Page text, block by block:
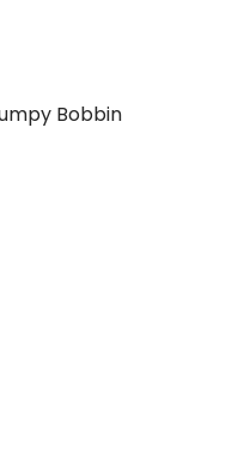
Bobbin